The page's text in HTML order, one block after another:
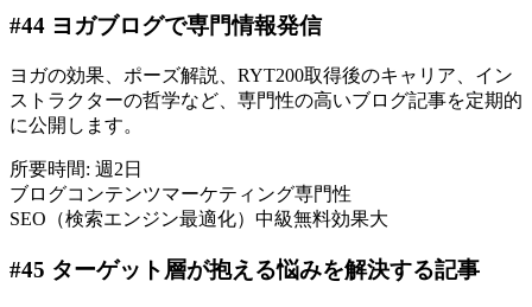
#44 ヨガブログで専門情報発信
ヨガの効果、ポーズ解説、RYT200取得後のキャリア、イン
ストラクターの哲学など、専門性の高いブログ記事を定期的
に公開します。
所要時間: 週2日
ブログコンテンツマーケティング専門性
SEO（検索エンジン最適化） 中級無料効果大
#45 ターゲット層が抱える悩みを解決する記事